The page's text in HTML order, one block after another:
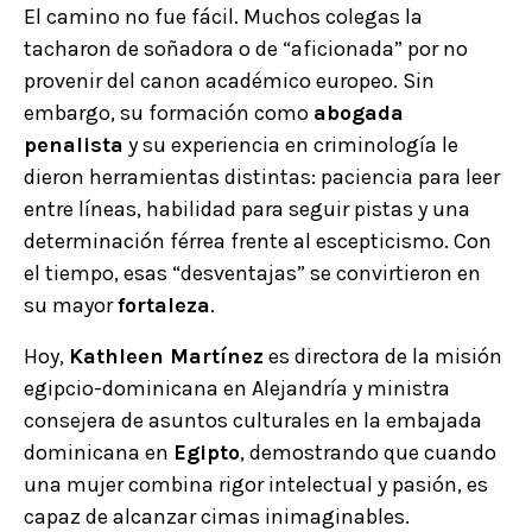
El camino no fue fácil. Muchos colegas la
tacharon de soñadora o de “aficionada” por no
provenir del canon académico europeo. Sin
embargo, su formación como abogada
penalista y su experiencia en criminología le
dieron herramientas distintas: paciencia para leer
entre líneas, habilidad para seguir pistas y una
determinación férrea frente al escepticismo. Con
el tiempo, esas “desventajas” se convirtieron en
su mayorfortaleza.
Hoy, Kathleen Martínez es directora de la misión
egipcio-dominicana en Alejandría y ministra
consejera de asuntos culturales en la embajada
dominicana en Egipto, demostrando que cuando
una mujer combina rigor intelectual y pasión, es
capaz de alcanzar cimas inimaginables.